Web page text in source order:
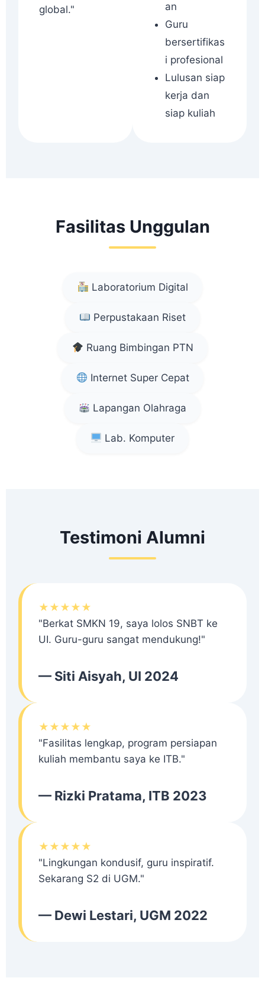
global."
an
Guru
bersertifikas
i profesional
Lulusan siap
kerja dan
siap kuliah
Fasilitas Unggulan
Laboratorium Digital
Perpustakaan Riset
Ruang Bimbingan PTN
Internet Super Cepat
Lapangan Olahraga
Lab. Komputer
Testimoni Alumni
★★★★★
"Berkat SMKN 19, saya lolos SNBT ke
UI. Guru-guru sangat mendukung!"
— Siti Aisyah, UI 2024
★★★★★
"Fasilitas lengkap, program persiapan
kuliah membantu saya ke ITB."
— Rizki Pratama, ITB 2023
★★★★★
"Lingkungan kondusif, guru inspiratif.
Sekarang S2 di UGM."
— Dewi Lestari, UGM 2022